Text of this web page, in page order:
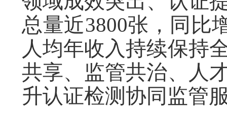
总量近3800张，同比
人均年收入持续保持
共享、监管共治、人
升认证检测协同监管